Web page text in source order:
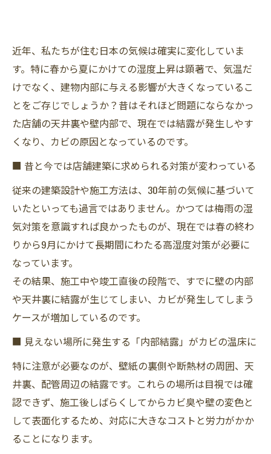
近年、私たちが住む日本の気候は確実に変化していま
す。特に春から夏にかけての湿度上昇は顕著で、気温だ
けでなく、建物内部に与える影響が大きくなっているこ
とをご存じでしょうか？昔はそれほど問題にならなかっ
た店舗の天井裏や壁内部で、現在では結露が発生しやす
くなり、カビの原因となっているのです。
■ 昔と今では店舗建築に求められる対策が変わっている
従来の建築設計や施工方法は、30年前の気候に基づいて
いたといっても過言ではありません。かつては梅雨の湿
気対策を意識すれば良かったものが、現在では春の終わ
りから9月にかけて長期間にわたる高湿度対策が必要に
なっています。
その結果、施工中や竣工直後の段階で、すでに壁の内部
や天井裏に結露が生じてしまい、カビが発生してしまう
ケースが増加しているのです。
■ 見えない場所に発生する「内部結露」がカビの温床に
特に注意が必要なのが、壁紙の裏側や断熱材の周囲、天
井裏、配管周辺の結露です。これらの場所は目視では確
認できず、施工後しばらくしてからカビ臭や壁の変色と
して表面化するため、対応に大きなコストと労力がかか
ることになります。